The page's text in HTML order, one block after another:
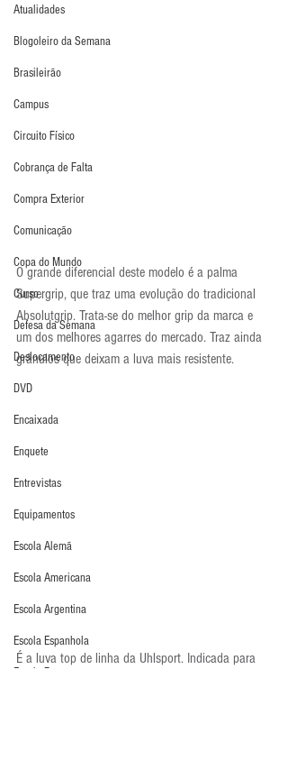
Atualidades
Blogoleiro da Semana
Brasileirão
Campus
Circuito Físico
Cobrança de Falta
Compra Exterior
Comunicação
Copa do Mundo
Curso
Defesa da Semana
Deslocamento
DVD
Encaixada
Enquete
Entrevistas
Equipamentos
Escola Alemã
Escola Americana
Escola Argentina
Escola Espanhola
Escola Francesa
O grande diferencial deste modelo é a palma
Supergrip, que traz uma evolução do tradicional
Absolutgrip. Trata-se do melhor grip da marca e
um dos melhores agarres do mercado. Traz ainda
grânulos que deixam a luva mais resistente.
É a luva top de linha da Uhlsport. Indicada para